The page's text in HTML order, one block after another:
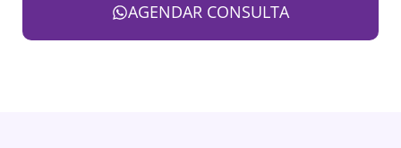
AGENDAR CONSULTA